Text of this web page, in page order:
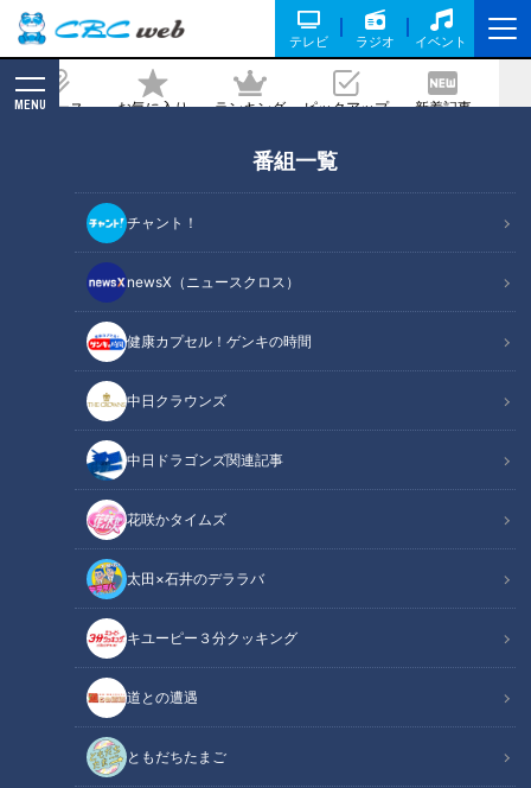
テレビ ラジオ イベント
ニュース お気に入り ランキング ピックアップ 新着記事
MENU
番組一覧
チャント！
newsX（ニュースクロス）
健康カプセル！ゲンキの時間
中日クラウンズ
中日ドラゴンズ関連記事
花咲かタイムズ
太田×石井のデララバ
キユーピー３分クッキング
道との遭遇
ともだちたまご
円の「やりすぎモーニング」に驚愕！東
海3県の驚きモーニングも
記事に戻る
CBCテレビ：画像『デララバ』
この記事の画像（全4枚）